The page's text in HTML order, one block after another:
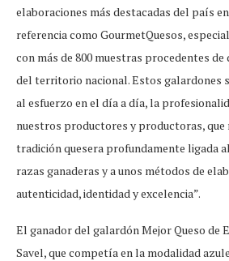
elaboraciones más destacadas del país
referencia como GourmetQuesos,
con más de 800 muestras procedentes
del territorio nacional. Estos galardones
al esfuerzo en el día a día, la
nuestros productores y productoras, que
tradición quesera profundamente ligada
razas ganaderas y a unos métodos de
autenticidad, identidad y excelencia”.
El ganador del galardón Mejor Queso de
Savel, que competía en la modalidad